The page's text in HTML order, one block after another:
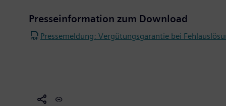
Presseinformation zum Download
Pressemeldung: Vergütungsgarantie bei